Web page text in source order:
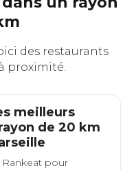
des restaurants
proximité.
meilleurs
de 20 km
Rankeat pour